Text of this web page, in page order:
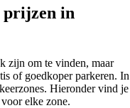
prijzen in
zijn om te vinden, maar
of goedkoper parkeren. In
Hieronder vind je
elke zone.